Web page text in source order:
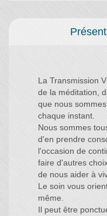
La Transmission
de la méditation,
que nous
chaque instant.
Nous sommes
d'en prendre
l'occasion de
faire d'autres
de nous aider à
Le soin vous
même.
Il peut être